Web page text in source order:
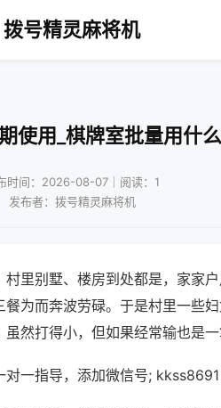
拨号精灵麻将机
使用_棋牌室批量用什
时间：2026-08-07｜阅读：1
发布者：拨号精灵麻将机
里别墅、楼房到处都是，家家
为而奔波劳碌。于是村里一些
然打得小，但如果经常输也是一
一指导，添加微信号; kkss8691